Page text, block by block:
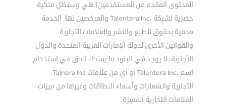
المحتوى المقدم من المستخدمين) هي وستظل ملكية
حصرية لشركة .Talentera Inc والمرخصين لها. الخدمة
محمية بحقوق الطبع والنشر والعلامات التجارية
والقوانين الأخرى لدولة الإمارات العربية المتحدة والدول
الأجنبية. لا يوجد في البنود ما يمنحك الحق في استخدام
اسم .Talentera Inc أو أي من علامات Talnera Inc.
التجارية والشعارات وأسماء النطاقات وغيرها من ميزات
العلامات التجارية المميزة.